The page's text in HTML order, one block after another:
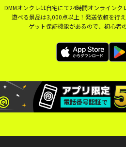
DMMオンクレは自宅にて24時間オンライン
遊べる景品は3,000点以上！発送依頼を行
ゲット保証機能があるので、初心者